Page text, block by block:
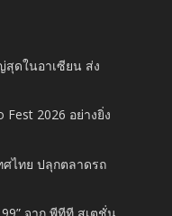
ดในอาเซียน ส่ง
2026 อย่างยิ่ง
ศไทย ปลุกตลาดรถ